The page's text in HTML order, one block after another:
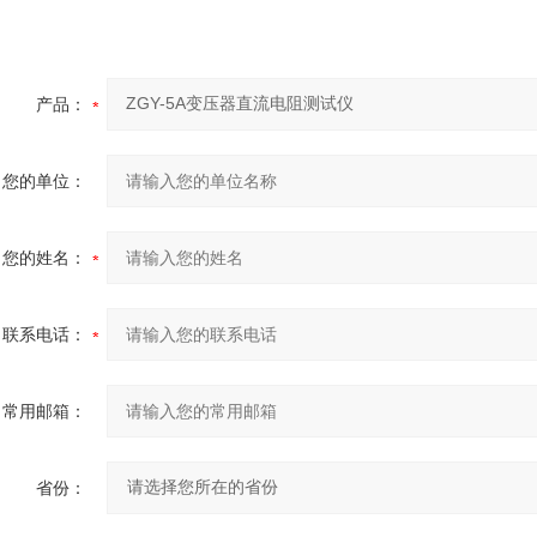
产品：
您的单位：
您的姓名：
联系电话：
常用邮箱：
省份：